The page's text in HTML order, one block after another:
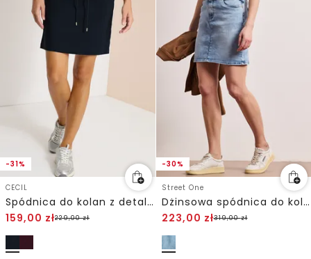
-31%
CECIL
Spódnica do kolan z detalami w paski
159,00 zł229,00zł
-30%
Street One
Dżinsowa spódnica do kolan z detalem w postaci paska
223,00 zł319,00zł